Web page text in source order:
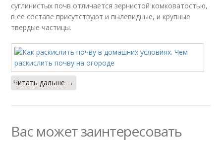
суглинистых почв отличается зернистой комковатостью,
в ее составе присутствуют и пылевидные, и крупные
твердые частицы.
Читать дальше →
Вас может заинтересовать